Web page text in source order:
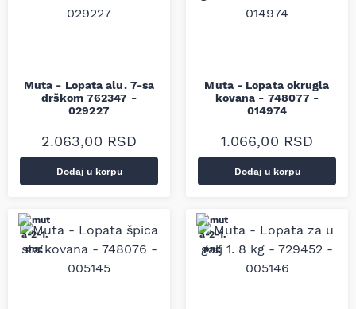
Muta - Lopata alu. 7-sa
drškom 762347 -
029227
2.063,00 RSD
Dodaj u korpu
Muta - Lopata okrugla
kovana - 748077 -
014974
1.066,00 RSD
Dodaj u korpu